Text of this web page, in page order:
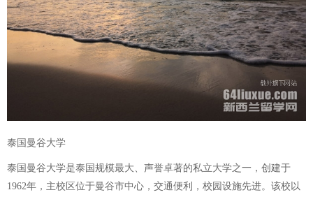
泰国曼谷大学
泰国曼谷大学是泰国规模最大、声誉卓著的私立大学之一，创建于
1962年，主校区位于曼谷市中心，交通便利，校园设施先进。该校以